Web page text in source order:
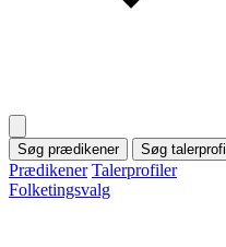
Søg prædikener Søg talerprofil
Prædikener Talerprofiler
Folketingsvalg